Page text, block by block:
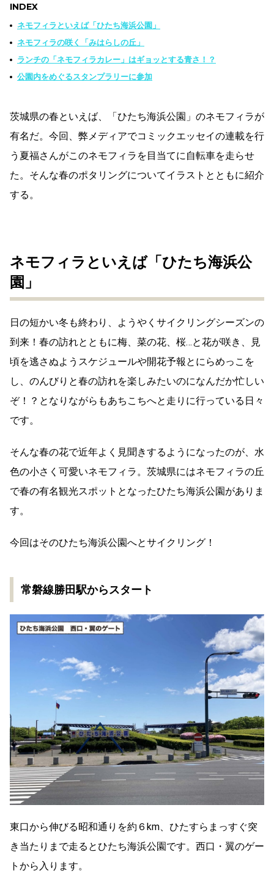
INDEX
ネモフィラといえば「ひたち海浜公園」
ネモフィラの咲く「みはらしの丘」
ランチの「ネモフィラカレー」はギョッとする青さ！？
公園内をめぐるスタンプラリーに参加
茨城県の春といえば、「ひたち海浜公園」のネモフィラが
有名だ。今回、弊メディアでコミックエッセイの連載を行
う夏福さんがこのネモフィラを目当てに自転車を走らせ
た。そんな春のポタリングについてイラストとともに紹介
する。
ネモフィラといえば「ひたち海浜公
園」
日の短かい冬も終わり、ようやくサイクリングシーズンの
到来！春の訪れとともに梅、菜の花、桜…と花が咲き、見
頃を逃さぬようスケジュールや開花予報とにらめっこを
し、のんびりと春の訪れを楽しみたいのになんだか忙しい
ぞ！？となりながらもあちこちへと走りに行っている日々
です。
そんな春の花で近年よく見聞きするようになったのが、水
色の小さく可愛いネモフィラ。茨城県にはネモフィラの丘
で春の有名観光スポットとなったひたち海浜公園がありま
す。
今回はそのひたち海浜公園へとサイクリング！
常磐線勝田駅からスタート
東口から伸びる昭和通りを約６km、ひたすらまっすぐ突
き当たりまで走るとひたち海浜公園です。西口・翼のゲー
トから入ります。